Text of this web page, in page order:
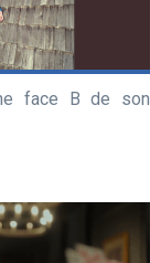
face B de son